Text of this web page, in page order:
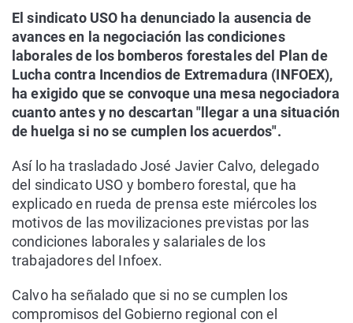
El sindicato USO ha denunciado la ausencia de
avances en la negociación las condiciones
laborales de los bomberos forestales del Plan de
Lucha contra Incendios de Extremadura (INFOEX),
ha exigido que se convoque una mesa negociadora
cuanto antes y no descartan "llegar a una situación
de huelga si no se cumplen los acuerdos".
Así lo ha trasladado José Javier Calvo, delegado
del sindicato USO y bombero forestal, que ha
explicado en rueda de prensa este miércoles los
motivos de las movilizaciones previstas por las
condiciones laborales y salariales de los
trabajadores del Infoex.
Calvo ha señalado que si no se cumplen los
compromisos del Gobierno regional con el